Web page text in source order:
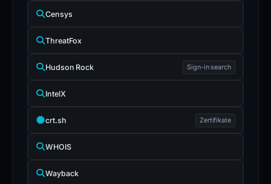
Censys
ThreatFox
Hudson Rock Sign-in search
IntelX
crt.sh Zertifikate
WHOIS
Wayback